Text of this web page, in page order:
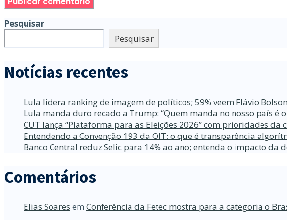
Pesquisar
Pesquisar
Notícias recentes
Lula lidera ranking de imagem de políticos; 59% veem Flávio
Lula manda duro recado a Trump: “Quem manda no nosso país é
CUT lança “Plataforma para as Eleições 2026” com prioridades da
Entendendo a Convenção 193 da OIT: o que é transparência
Banco Central reduz Selic para 14% ao ano; entenda o impacto da
Comentários
Elias Soares em Conferência da Fetec mostra para a categoria o